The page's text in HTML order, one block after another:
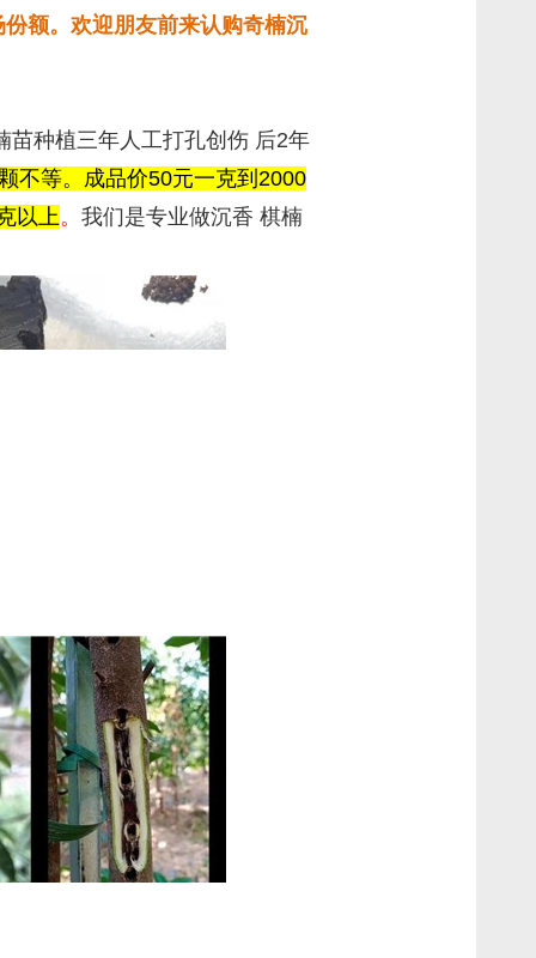
额。 欢迎朋友前来认购奇楠沉
种植三年人工打孔创伤 后2年
不等。成品价50元一克到2000
以上 。 我们是专业做沉香 棋楠